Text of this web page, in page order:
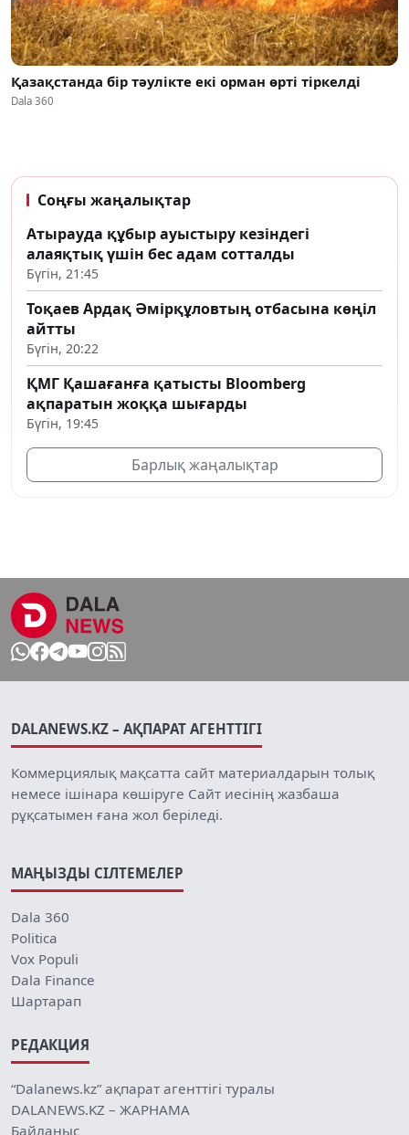
Қазақстанда бір тәулікте екі орман өрті тіркелді
Dala 360
Соңғы жаңалықтар
Атырауда құбыр ауыстыру кезіндегі
алаяқтық үшін бес адам сотталды
Бүгін, 21:45
Тоқаев Ардақ Әмірқұловтың отбасына көңіл
айтты
Бүгін, 20:22
ҚМГ Қашағанға қатысты Bloomberg
ақпаратын жоққа шығарды
Бүгін, 19:45
Барлық жаңалықтар
DALANEWS.KZ – АҚПАРАТ АГЕНТТІГІ
Коммерциялық мақсатта сайт материалдарын толық
немесе ішінара көшіруге Сайт иесінің жазбаша
рұқсатымен ғана жол беріледі.
МАҢЫЗДЫ СІЛТЕМЕЛЕР
Dala 360
Politica
Vox Populi
Dala Finance
Шартарап
РЕДАКЦИЯ
“Dalanews.kz” ақпарат агенттігі туралы
DALANEWS.KZ – ЖАРНАМА
Байланыс